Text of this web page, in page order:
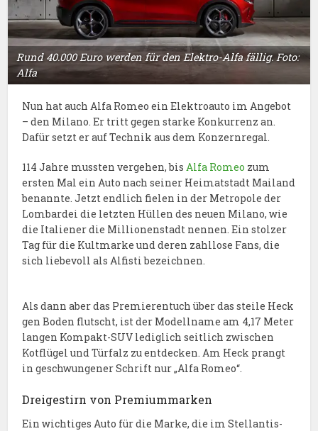
Rund 40.000 Euro werden für den Elektro-Alfa fällig. Foto:
Alfa
Nun hat auch Alfa Romeo ein Elektroauto im Angebot
– den Milano. Er tritt gegen starke Konkurrenz an.
Dafür setzt er auf Technik aus dem Konzernregal.
114 Jahre mussten vergehen, bis Alfa Romeo zum
ersten Mal ein Auto nach seiner Heimatstadt Mailand
benannte. Jetzt endlich fielen in der Metropole der
Lombardei die letzten Hüllen des neuen Milano, wie
die Italiener die Millionenstadt nennen. Ein stolzer
Tag für die Kultmarke und deren zahllose Fans, die
sich liebevoll als Alfisti bezeichnen.
Als dann aber das Premierentuch über das steile Heck
gen Boden flutscht, ist der Modellname am 4,17 Meter
langen Kompakt-SUV lediglich seitlich zwischen
Kotflügel und Türfalz zu entdecken. Am Heck prangt
in geschwungener Schrift nur „Alfa Romeo“.
Dreigestirn von Premiummarken
Ein wichtiges Auto für die Marke, die im Stellantis-